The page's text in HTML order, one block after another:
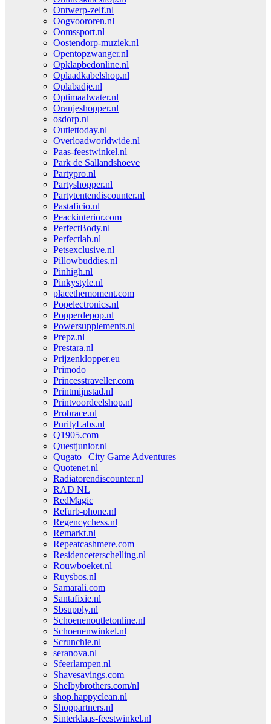
Ontwerp-zelf.nl
Oogvoororen.nl
Oomssport.nl
Oostendorp-muziek.nl
Opentopzwanger.nl
Opklapbedonline.nl
Oplaadkabelshop.nl
Oplabadje.nl
Optimaalwater.nl
Oranjeshopper.nl
osdorp.nl
Outlettoday.nl
Overloadworldwide.nl
Paas-feestwinkel.nl
Park de Sallandshoeve
Partypro.nl
Partyshopper.nl
Partytentendiscounter.nl
Pastaficio.nl
Peackinterior.com
PerfectBody.nl
Perfectlab.nl
Petsexclusive.nl
Pillowbuddies.nl
Pinhigh.nl
Pinkystyle.nl
placethemoment.com
Popelectronics.nl
Popperdepop.nl
Powersupplements.nl
Prepz.nl
Prestara.nl
Prijzenklopper.eu
Primodo
Princesstraveller.com
Printmijnstad.nl
Printvoordeelshop.nl
Probrace.nl
PurityLabs.nl
Q1905.com
Questjunior.nl
Qugato | City Game Adventures
Quotenet.nl
Radiatorendiscounter.nl
RAD NL
RedMagic
Refurb-phone.nl
Regencychess.nl
Remarkt.nl
Repeatcashmere.com
Residenceterschelling.nl
Rouwboeket.nl
Ruysbos.nl
Samarali.com
Santafixie.nl
Sbsupply.nl
Schoenenoutletonline.nl
Schoenenwinkel.nl
Scrunchie.nl
seranova.nl
Sfeerlampen.nl
Shavesavings.com
Shelbybrothers.com/nl
shop.happyclean.nl
Shoppartners.nl
Sinterklaas-feestwinkel.nl